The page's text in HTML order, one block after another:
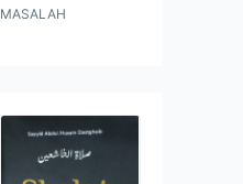
MASALAH